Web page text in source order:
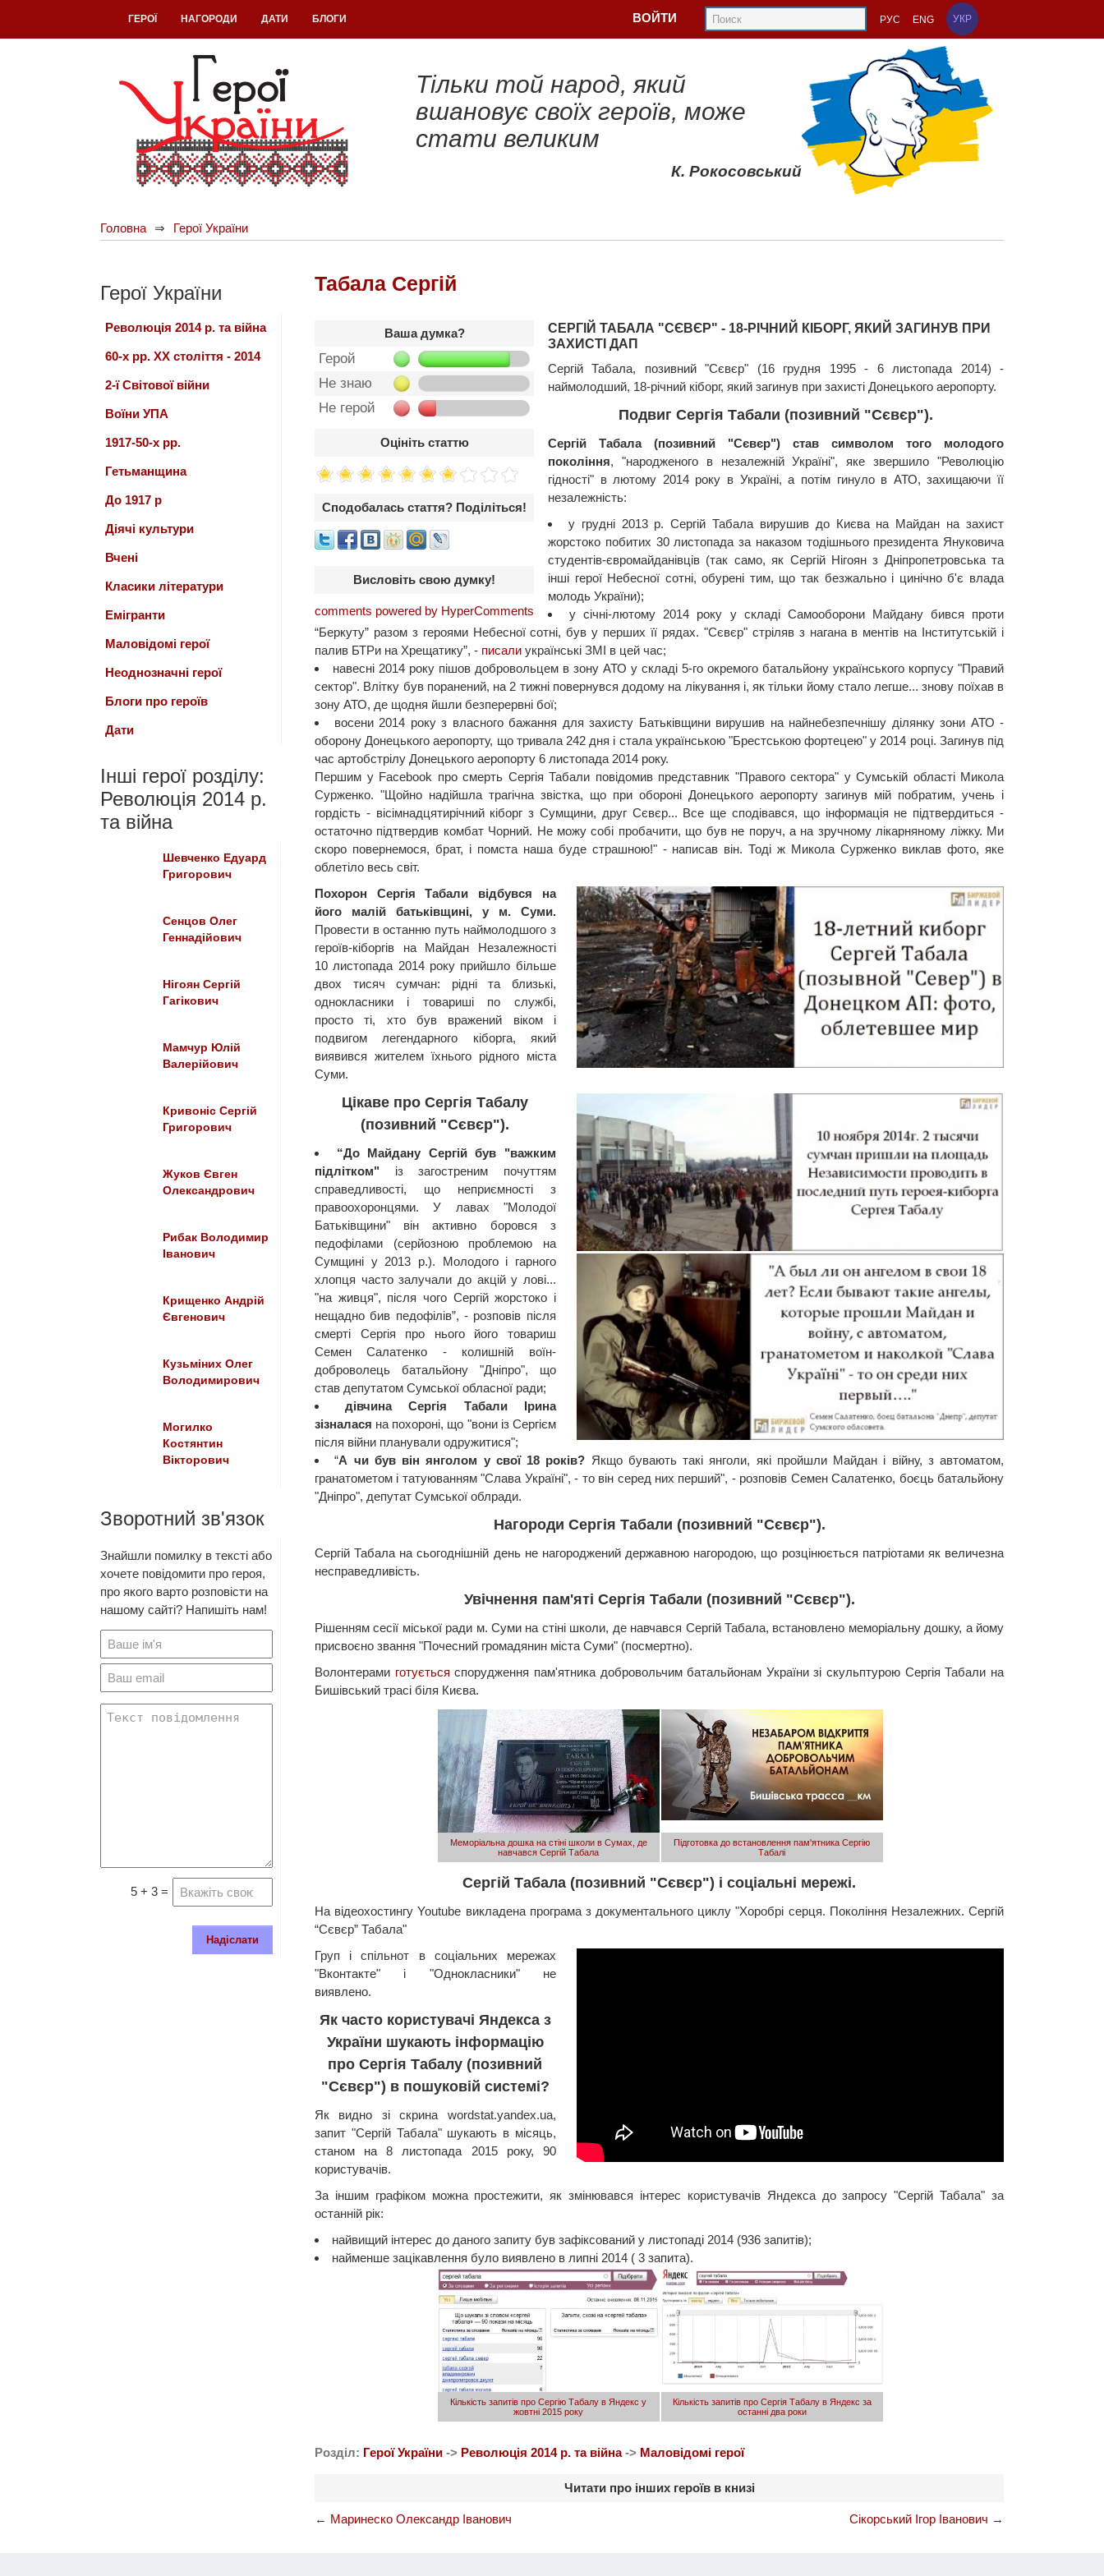
ГЕРОЇ НАГОРОДИ ДАТИ БЛОГИ ВОЙТИ РУС ENG УКР
Тільки той народ, який
вшановує своїх героїв, може
стати великим
К. Рокосовський
Головна Герої України
Табала Сергій
Ваша думка?
Герой
Не знаю
Не герой
Оцініть статтю
Сподобалась стаття? Поділіться!
Висловіть свою думку!
comments powered by HyperComments
СЕРГІЙ ТАБАЛА "СЄВЄР" - 18-РІЧНИЙ КІБОРГ, ЯКИЙ ЗАГИНУВ ПРИ
ЗАХИСТІ ДАП
Сергій Табала, позивний "Сєвєр" (16 грудня 1995 - 6 листопада 2014) -
наймолодший, 18-річний кіборг, який загинув при захисті Донецького аеропорту.
Подвиг Сергія Табали (позивний "Сєвєр").
Сергій Табала (позивний "Сєвєр") став символом того молодого
покоління, "народженого в незалежній Україні", яке звершило "Революцію
гідності" в лютому 2014 року в Україні, а потім гинуло в АТО, захищаючи її
незалежність:
у грудні 2013 р. Сергій Табала вирушив до Києва на Майдан на захист
жорстоко побитих 30 листопада за наказом тодішнього президента Януковича
студентів-євромайданівців (так само, як Сергій Нігоян з Дніпропетровська та
інші герої Небесної сотні, обурені тим, що так безжально і цинічно б'є влада
молодь України);
у січні-лютому 2014 року у складі Самооборони Майдану бився проти
“Беркуту” разом з героями Небесної сотні, був у перших її рядах. "Сєвєр" стріляв з нагана в ментів на Інститутській і
палив БТРи на Хрещатику”, - писали українські ЗМІ в цей час;
навесні 2014 року пішов добровольцем в зону АТО у складі 5-го окремого батальйону українського корпусу "Правий
сектор". Влітку був поранений, на 2 тижні повернувся додому на лікування і, як тільки йому стало легше... знову поїхав в
зону АТО, де щодня йшли безперервні бої;
восени 2014 року з власного бажання для захисту Батьківщини вирушив на найнебезпечнішу ділянку зони АТО -
оборону Донецького аеропорту, що тривала 242 дня і стала українською "Брестською фортецею" у 2014 році. Загинув під
час артобстрілу Донецького аеропорту 6 листопада 2014 року.
Першим у Facebook про смерть Сергія Табали повідомив представник "Правого сектора" у Сумській області Микола
Сурженко. "Щойно надійшла трагічна звістка, що при обороні Донецького аеропорту загинув мій побратим, учень і
гордість - вісімнадцятирічний кіборг з Сумщини, друг Сєвєр... Все ще сподівався, що інформація не підтвердиться -
остаточно підтвердив комбат Чорний. Не можу собі пробачити, що був не поруч, а на зручному лікарняному ліжку. Ми
скоро повернемося, брат, і помста наша буде страшною!" - написав він. Тоді ж Микола Сурженко виклав фото, яке
облетіло весь світ.
Похорон Сергія Табали відбувся на
його малій батьківщині, у м. Суми.
Провести в останню путь наймолодшого з
героїв-кіборгів на Майдан Незалежності
10 листопада 2014 року прийшло більше
двох тисяч сумчан: рідні та близькі,
однокласники і товариші по службі,
просто ті, хто був вражений віком і
подвигом легендарного кіборга, який
виявився жителем їхнього рідного міста
Суми.
Цікаве про Сергія Табалу
(позивний "Сєвєр").
“До Майдану Сергій був "важким
підлітком" із загостреним почуттям
справедливості, що неприємності з
правоохоронцями. У лавах "Молодої
Батьківщини" він активно боровся з
педофілами (серйозною проблемою на
Сумщині у 2013 р.). Молодого і гарного
хлопця часто залучали до акцій у лові...
"на живця", після чого Сергій жорстоко і
нещадно бив педофілів”, - розповів після
смерті Сергія про нього його товариш
Семен Салатенко - колишній воїн-
доброволець батальйону "Дніпро", що
став депутатом Сумської обласної ради;
дівчина Сергія Табали Ірина
зізналася на похороні, що "вони із Сергієм
після війни планували одружитися";
“А чи був він янголом у свої 18 років? Якщо бувають такі янголи, які пройшли Майдан і війну, з автоматом,
гранатометом і татуюванням "Слава Україні", - то він серед них перший", - розповів Семен Салатенко, боєць батальйону
"Дніпро", депутат Сумської облради.
Нагороди Сергія Табали (позивний "Сєвєр").
Сергій Табала на сьогоднішній день не нагороджений державною нагородою, що розцінюється патріотами як величезна
несправедливість.
Увічнення пам'яті Сергія Табали (позивний "Сєвєр").
Рішенням сесії міської ради м. Суми на стіні школи, де навчався Сергій Табала, встановлено меморіальну дошку, а йому
присвоєно звання "Почесний громадянин міста Суми" (посмертно).
Волонтерами готується спорудження пам'ятника добровольчим батальйонам України зі скульптурою Сергія Табали на
Бишівський трасі біля Києва.
Меморіальна дошка на стіні школи в Сумах, де
навчався Сергій Табала
Підготовка до встановлення пам'ятника Сергію
Табалі
Сергій Табала (позивний "Сєвєр") і соціальні мережі.
На відеохостингу Youtube викладена програма з документального циклу "Хоробрі серця. Покоління Незалежних. Сергій
“Сєвєр” Табала"
Груп і спільнот в соціальних мережах
"Вконтакте" і "Однокласники" не
виявлено.
Як часто користувачі Яндекса з
України шукають інформацію
про Сергія Табалу (позивний
"Сєвєр") в пошуковій системі?
Як видно зі скрина wordstat.yandex.ua,
запит "Сергій Табала" шукають в місяць,
станом на 8 листопада 2015 року, 90
користувачів.
За іншим графіком можна простежити, як змінювався інтерес користувачів Яндекса до запросу "Сергій Табала" за
останній рік:
найвищий інтерес до даного запиту був зафіксований у листопаді 2014 (936 запитів);
найменше зацікавлення було виявлено в липні 2014 ( 3 запита).
Кількість запитів про Сергію Табалу в Яндекс у
жовтні 2015 року
Кількість запитів про Сергія Табалу в Яндекс за
останні два роки
Розділ: Герої України -> Революція 2014 р. та війна-> Маловідомі герої
Читати про інших героїв в книзі
← Маринеско Олександр Іванович Сікорський Ігор Іванович →
Герої України
Революція 2014 р. та війна
60-х рр. ХХ століття - 2014
2-ї Світової війни
Воїни УПА
1917-50-х рр.
Гетьманщина
До 1917 р
Діячі культури
Вчені
Класики літератури
Емігранти
Маловідомі герої
Неоднозначні герої
Блоги про героїв
Дати
Інші герої розділу:
Революція 2014 р.
та війна
Шевченко Едуард
Григорович
Сенцов Олег
Геннадійович
Нігоян Сергій
Гагікович
Мамчур Юлій
Валерійович
Кривоніс Сергій
Григорович
Жуков Євген
Олександрович
Рибак Володимир
Іванович
Крищенко Андрій
Євгенович
Кузьміних Олег
Володимирович
Могилко
Костянтин
Вікторович
Зворотний зв'язок
Знайшли помилку в тексті або
хочете повідомити про героя,
про якого варто розповісти на
нашому сайті? Напишіть нам!
5 + 3 =
Надіслати